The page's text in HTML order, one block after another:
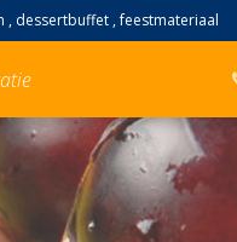
, dessertbuffet , feestmateriaal